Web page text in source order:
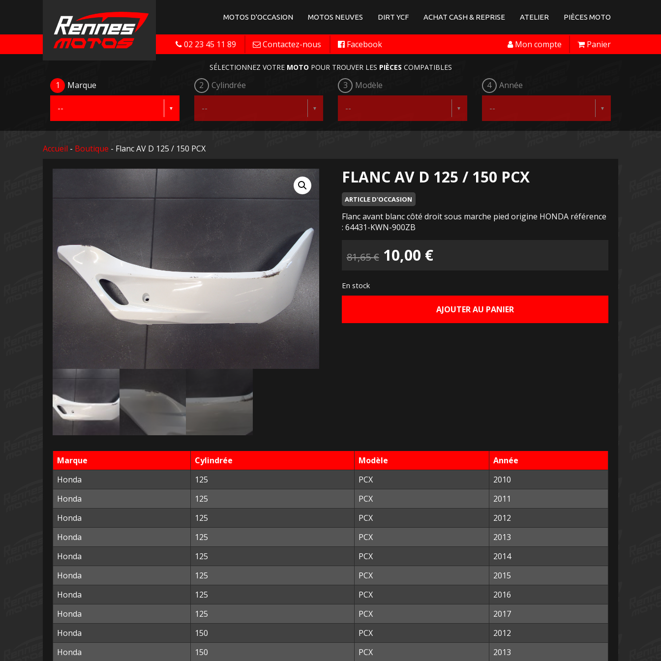
MOTOS D'OCCASION MOTOS NEUVES DIRT YCF ACHAT CASH & REPRISE ATELIER PIÈCES MOTO
02 23 45 11 89 Contactez-nous Facebook Panier
Mon compte
SÉLECTIONNEZ VOTRE MOTO POUR TROUVER LES PIÈCES COMPATIBLES
1 Marque 2 Cylindrée 3 Modèle 4 Année
Accueil - Boutique - Flanc AV D 125 / 150 PCX
FLANC AV D 125 / 150 PCX
ARTICLE D'OCCASION
Flanc avant blanc côté droit sous marche pied origine HONDA référence
: 64431-KWN-900ZB
81,65€ Le
initial
10,00 €Le
actuel
est :
En stock
AJOUTER AU PANIER
Marque Cylindrée Modèle
Année
Honda
125 PCX
2010
Honda
125 PCX
2011
Honda
125 PCX
2012
Honda
125 PCX
2013
Honda
125 PCX
2014
Honda
125 PCX
2015
Honda
125 PCX
2016
Honda
125 PCX
2017
Honda
150 PCX
2012
Honda
150 PCX 2013